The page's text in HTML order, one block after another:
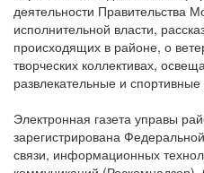
деятельности Правительства
исполнительной власти,
происходящих в районе, о
творческих коллективах,
развлекательные и
Электронная газета управы
зарегистрирована
связи, информационных